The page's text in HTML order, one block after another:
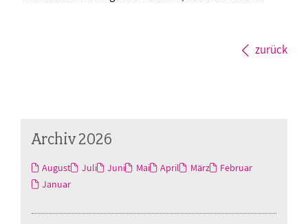
zurück
Archiv 2026
August Juli Juni Mai April März
Februar
Januar